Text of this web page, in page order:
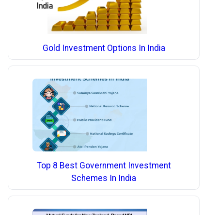
Gold Investment Options In India
Top 8 Best Government Investment
Schemes In India